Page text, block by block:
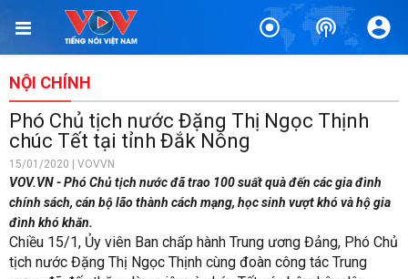
NỘI CHÍNH
Phó Chủ tịch nước Đặng Thị Ngọc Thịnh
chúc Tết tại tỉnh Đắk Nông
15/01/2020 | VOVVN
VOV.VN - Phó Chủ tịch nước đã trao 100 suất quà đến các gia đình
chính sách, cán bộ lão thành cách mạng, học sinh vượt khó và hộ gia
đình khó khăn.
Chiều 15/1, Ủy viên Ban chấp hành Trung ương Đảng, Phó Chủ
tịch nước Đặng Thị Ngọc Thịnh cùng đoàn công tác Trung